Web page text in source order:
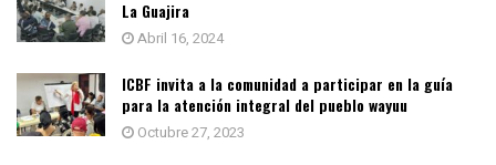
La Guajira
Abril 16, 2024
ICBF invita a la comunidad a participar en la guía
para la atención integral del pueblo wayuu
Octubre 27, 2023